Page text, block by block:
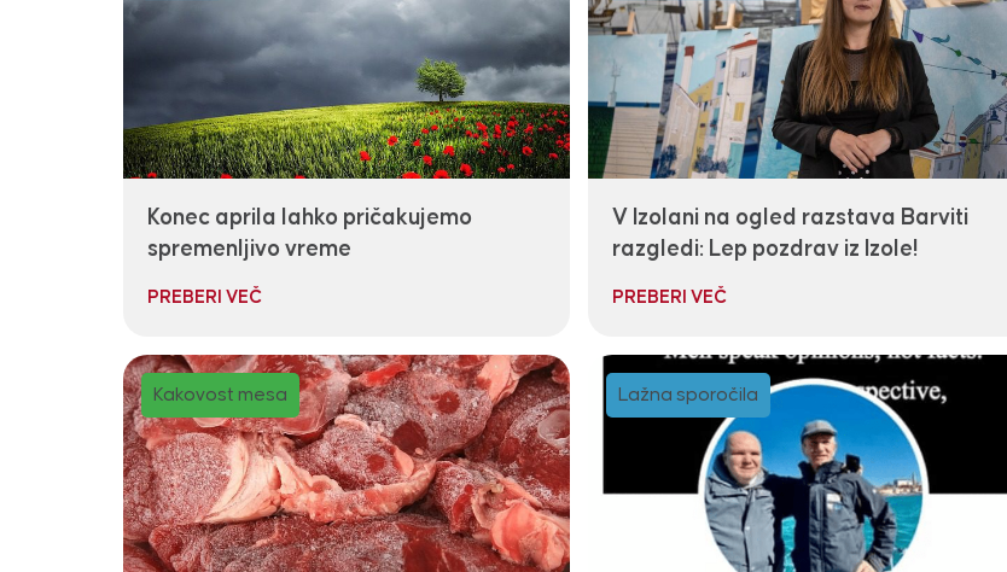
Konec aprila lahko pričakujemo
spremenljivo vreme
PREBERI VEČ
V Izolani na ogled razstava Barviti
razgledi: Lep pozdrav iz Izole!
PREBERI VEČ
Kakovost mesa Lažna sporočila